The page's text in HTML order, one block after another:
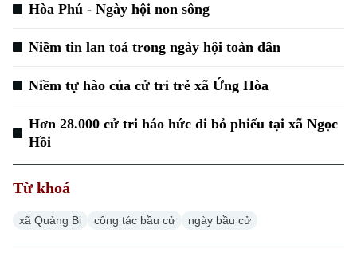
Xu hướng
Hòa Phú - Ngày hội non sông
Niềm tin lan toả trong ngày hội toàn dân
Niềm tự hào của cử tri trẻ xã Ứng Hòa
Hơn 28.000 cử tri háo hức đi bỏ phiếu tại xã Ngọc
Hồi
Từ khoá
xã Quảng Bị công tác bầu cử ngày bầu cử